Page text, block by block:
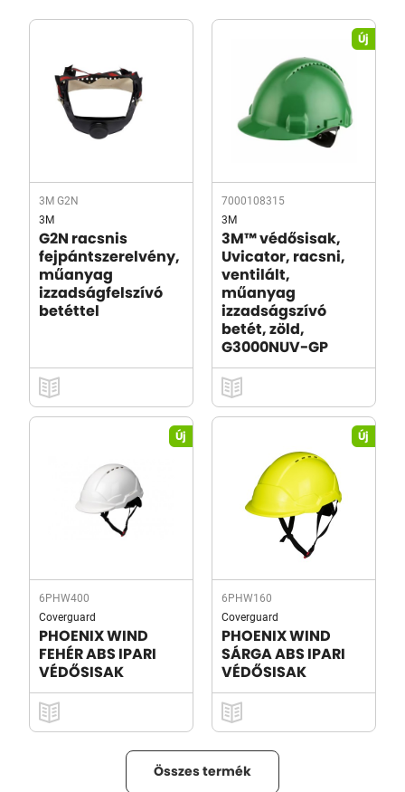
3M G2N
3M
G2N racsnis
fejpántszerelvény,
műanyag
izzadságfelszívó
betéttel
Új
7000108315
3M
3M™ védősisak,
Uvicator, racsni,
ventilált,
műanyag
izzadságszívó
betét, zöld,
G3000NUV-GP
Új
6PHW400
Coverguard
PHOENIX WIND
FEHÉR ABS IPARI
VÉDŐSISAK
Új
6PHW160
Coverguard
PHOENIX WIND
SÁRGA ABS IPARI
VÉDŐSISAK
Összes termék